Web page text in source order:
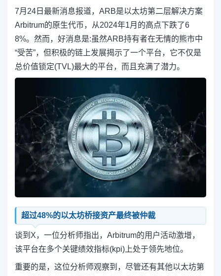
7月24日最新消息报道，ARB是以太坊第二层解决方案
Arbitrum的原生代币，从2024年1月的高点下跌了6
8%。然而，好消息是:虽然ARB持有者在无情的熊市中
“受苦”，但积极的链上发展揭示了一个平台，它不仅是
总价值锁定(TVL)最大的平台，而且充满了潜力。
超过48%的以太坊桥接资产最终被仲裁
谈到X，一位分析师指出，Arbitrum的用户活动激增，
该平台在多个关键绩效指标(kpi)上处于领先地位。
重要的是，这位分析师观察到，尽管还有其他以太坊第